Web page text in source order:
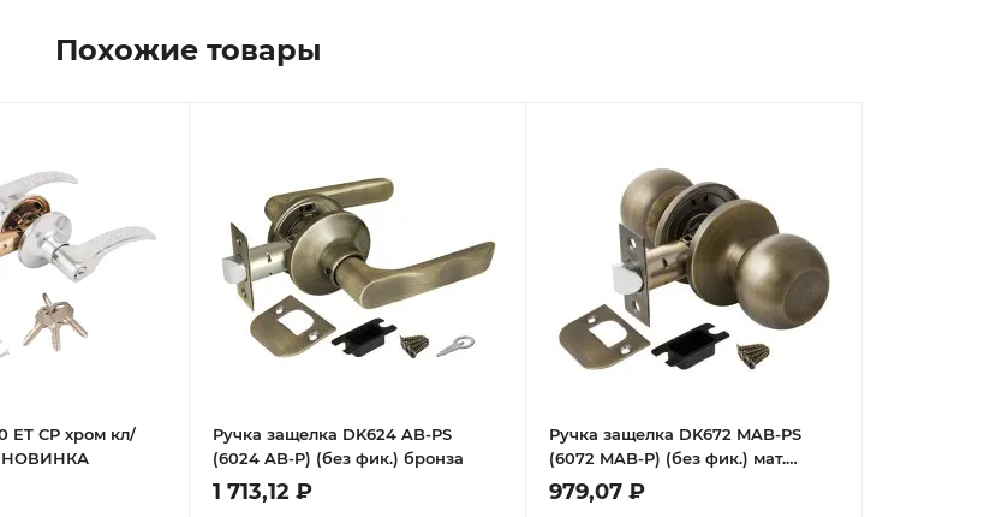
Похожие товары
ET CP хром кл/
НОВИНКА
Ручка защелка DK624 AB-PS
(6024 AB-P) (без фик.) бронза
1 713,12 ₽
Ручка защелка DK672 MAB-PS
(6072 MAB-P) (без фик.) мат.
бронза
979,07 ₽